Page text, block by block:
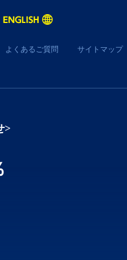
よくあるご質問 サイトマップ
>